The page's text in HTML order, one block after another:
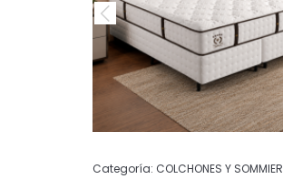
Categoría: COLCHONES Y SOMMIER